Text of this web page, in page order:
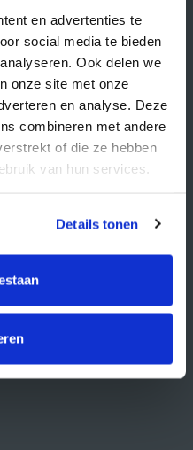
en advertenties te
social media te bieden
Ook delen we
onze site met onze
en analyse. Deze
combineren met andere
of die ze hebben
van hun services.
Details tonen